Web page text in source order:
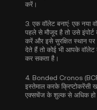
करें।
3. एक वॉलेट बनाएं: एक नया
पहले से मौजूद है तो उसे
करें और इसे सुरक्षित स्थान
देते हैं तो कोई भी आपके
कर सकता है।
4. Bonded Cronos
इस्तेमाल करके क्रिप्टोकरेंसी
एक्सचेंज के शुल्क से अधिक